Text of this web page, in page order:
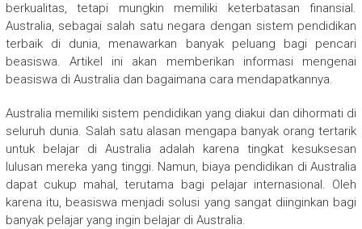
berkualitas, tetapi mungkin memiliki keterbatasan finansial.
Australia, sebagai salah satu negara dengan sistem pendidikan
terbaik di dunia, menawarkan banyak peluang bagi pencari
beasiswa. Artikel ini akan memberikan informasi mengenai
beasiswa di Australia dan bagaimana cara mendapatkannya.
Australia memiliki sistem pendidikan yang diakui dan dihormati di
seluruh dunia. Salah satu alasan mengapa banyak orang tertarik
untuk belajar di Australia adalah karena tingkat kesuksesan
lulusan mereka yang tinggi. Namun, biaya pendidikan di Australia
dapat cukup mahal, terutama bagi pelajar internasional. Oleh
karena itu, beasiswa menjadi solusi yang sangat diinginkan bagi
banyak pelajar yang ingin belajar di Australia.